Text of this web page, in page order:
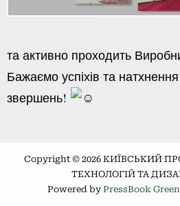
та активно проходить
Бажаємо успіхів та
звершень!
Copyright © 2026 КИЇВСЬКИЙ
ТЕХНОЛОГІЙ ТА
Powered by PressBook